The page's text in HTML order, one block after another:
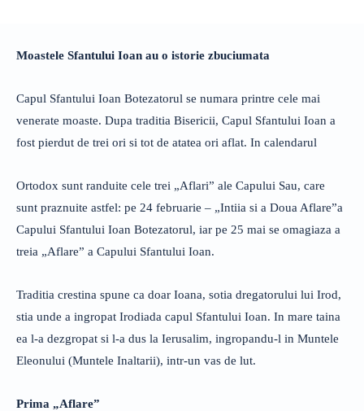
Moastele Sfantului Ioan au o istorie zbuciumata
Capul Sfantului Ioan Botezatorul se numara printre cele mai
venerate moaste. Dupa traditia Bisericii, Capul Sfantului Ioan a
fost pierdut de trei ori si tot de atatea ori aflat. In calendarul
Ortodox sunt randuite cele trei „Aflari” ale Capului Sau, care
sunt praznuite astfel: pe 24 februarie – „Intiia si a Doua Aflare”a
Capului Sfantului Ioan Botezatorul, iar pe 25 mai se omagiaza a
treia „Aflare” a Capului Sfantului Ioan.
Traditia crestina spune ca doar Ioana, sotia dregatorului lui Irod,
stia unde a ingropat Irodiada capul Sfantului Ioan. In mare taina
ea l-a dezgropat si l-a dus la Ierusalim, ingropandu-l in Muntele
Eleonului (Muntele Inaltarii), intr-un vas de lut.
Prima „Aflare”